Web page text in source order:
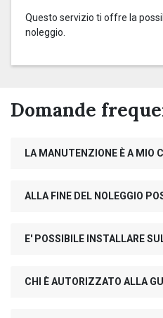
Questo servizio ti offre la
noleggio.
Domande
LA MANUTENZIONE È A MIO
ALLA FINE DEL NOLEGGIO
E' POSSIBILE INSTALLARE
CHI È AUTORIZZATO ALLA